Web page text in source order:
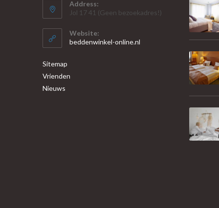
Address:
Jol 17 41 (Geen bezoekadres!)
Website:
beddenwinkel-online.nl
Sitemap
Vrienden
Nieuws